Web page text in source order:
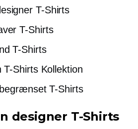
T-Shirts
T-Shirts
T-Shirts
T-ShirtsKollektion
begrænsetT-Shirts
designer T-Shirts